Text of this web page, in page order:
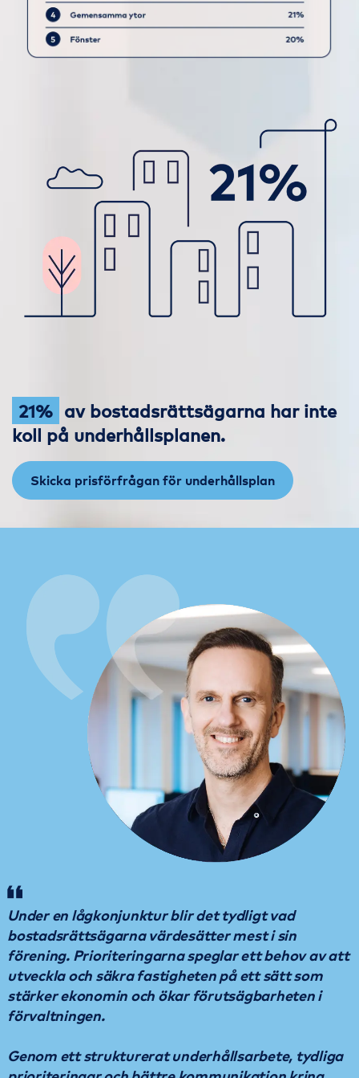
21% av bostadsrättsägarna har inte
koll på underhållsplanen.
Skicka prisförfrågan för underhållsplan
Under en lågkonjunktur blir det tydligt vad
bostadsrättsägarna värdesätter mest i sin
förening. Prioriteringarna speglar ett behov av att
utveckla och säkra fastigheten på ett sätt som
stärker ekonomin och ökar förutsägbarheten i
förvaltningen.
Genom ett strukturerat underhållsarbete, tydliga